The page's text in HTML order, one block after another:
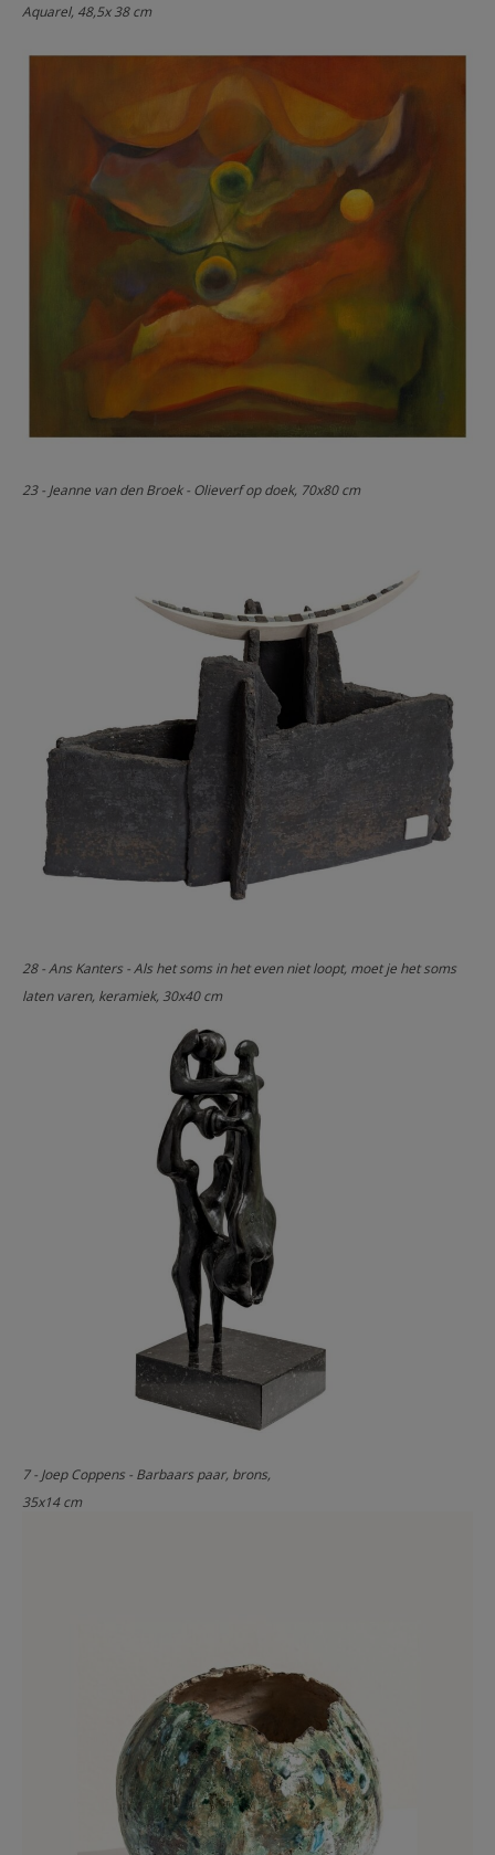
Aquarel, 48,5x 38 cm
23 - Jeanne van den Broek - Olieverf op doek, 70x80 cm
28 - Ans Kanters - Als het soms in het even niet loopt, moet je het soms
laten varen, keramiek, 30x40 cm
7 - Joep Coppens - Barbaars paar, brons,
35x14 cm